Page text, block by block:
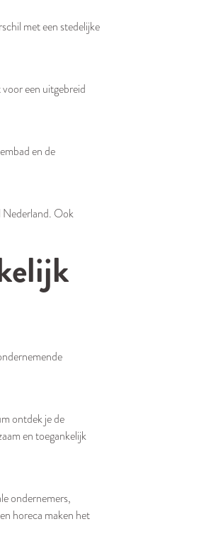
met een stedelijke
een uitgebreid
en de
Nederland. Ook
ontdek je de
en toegankelijk
ondernemers,
horeca maken het